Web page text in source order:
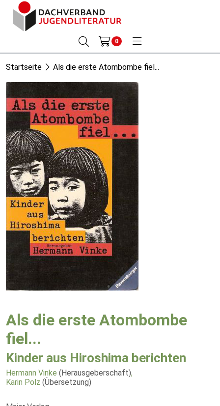
0
Startseite Als die erste Atombombe fiel...
Als die erste Atombombe
fiel...
Kinder aus Hiroshima berichten
Hermann Vinke (Herausgeberschaft),
Karin Polz (Übersetzung)